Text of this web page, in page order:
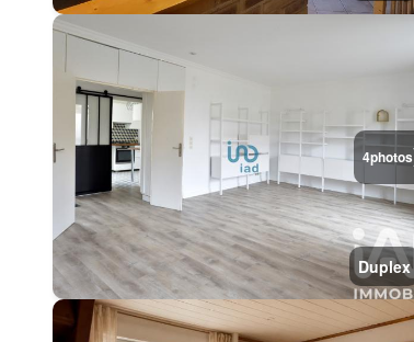
4photos
Duplex